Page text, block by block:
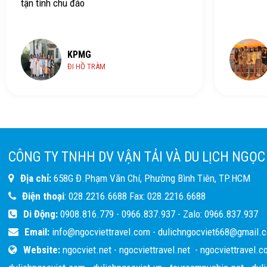
CÔNG TY TNHH DV VẬN TẢI VÀ DU LỊCH
Địa chỉ: 658G Đ.Phạm Văn Chí, Phường Bình Tiên, TP.HCM
Điện thoại: 028.2216.6688 Fax: 028.2216.6688
Di Động: 0908.816.779 - 0966.837.937 - Zalo: 0966.837.937
Email: info@ngocviettravel.com -
Website: ngocviet.net - ngocviettravel.net -